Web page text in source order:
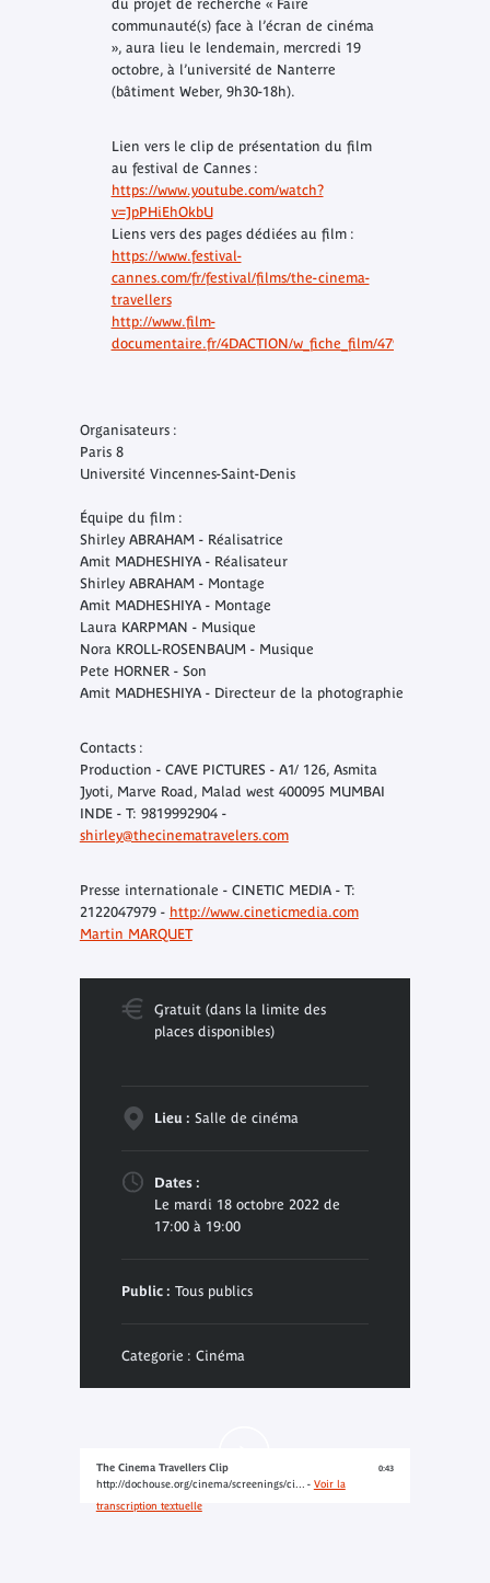
du projet de recherche « Faire
communauté(s) face à l’écran de cinéma
», aura lieu le lendemain, mercredi 19
octobre, à l’université de Nanterre
(bâtiment Weber, 9h30-18h).
Lien vers le clip de présentation du film
au festival de Cannes :
https://www.youtube.com/watch?
v=JpPHiEhOkbU
Liens vers des pages dédiées au film :
https://www.festival-
cannes.com/fr/festival/films/the-cinema-
travellers
http://www.film-
documentaire.fr/4DACTION/w_fiche_film/47961
Organisateurs :
Paris 8
Université Vincennes-Saint-Denis
Équipe du film :
Shirley ABRAHAM - Réalisatrice
Amit MADHESHIYA - Réalisateur
Shirley ABRAHAM - Montage
Amit MADHESHIYA - Montage
Laura KARPMAN - Musique
Nora KROLL-ROSENBAUM - Musique
Pete HORNER - Son
Amit MADHESHIYA - Directeur de la photographie
Contacts :
Production - CAVE PICTURES - A1/ 126, Asmita
Jyoti, Marve Road, Malad west 400095 MUMBAI
INDE - T: 9819992904 -
shirley@thecinematravelers.com
Presse internationale - CINETIC MEDIA - T:
2122047979 - http://www.cineticmedia.com
Martin MARQUET
Gratuit (dans la limite des
places disponibles)
Lieu : Salle de cinéma
Dates :
Le mardi 18 octobre 2022 de
17:00 à 19:00
Public : Tous publics
Categorie : Cinéma
The Cinema Travellers Clip
http://dochouse.org/cinema/screenings/ci... - Voir la
transcription textuelle
0:43